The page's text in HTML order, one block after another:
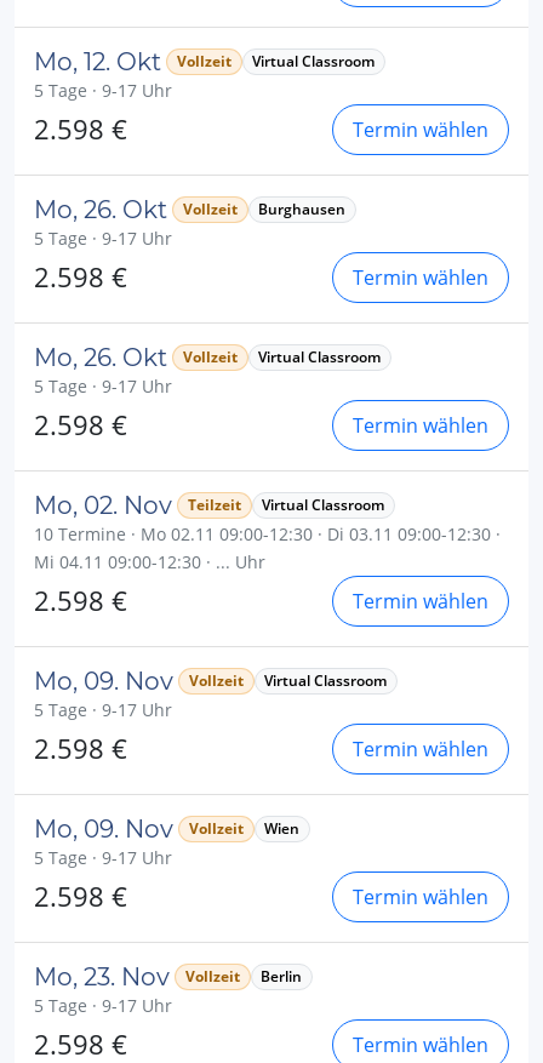
Mo, 12. Okt Vollzeit Virtual Classroom
5 Tage · 9-17 Uhr
2.598 € Termin wählen
Mo, 26. Okt Vollzeit Burghausen
5 Tage · 9-17 Uhr
2.598 € Termin wählen
Mo, 26. Okt Vollzeit Virtual Classroom
5 Tage · 9-17 Uhr
2.598 € Termin wählen
Mo, 02. Nov Teilzeit Virtual Classroom
10 Termine · Mo 02.11 09:00-12:30 · Di 03.11 09:00-12:30 ·
Mi 04.11 09:00-12:30 · ... Uhr
2.598 € Termin wählen
Mo, 09. Nov Vollzeit Virtual Classroom
5 Tage · 9-17 Uhr
2.598 € Termin wählen
Mo, 09. Nov Vollzeit Wien
5 Tage · 9-17 Uhr
2.598 € Termin wählen
Mo, 23. Nov Vollzeit Berlin
5 Tage · 9-17 Uhr
2.598 € Termin wählen